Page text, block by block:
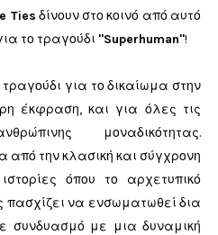
Ties δίνουν στο κοινό από αυτό
το τραγούδι "Superhuman"!
για το δικαίωμα στην
έκφραση, και για όλες τις
μοναδικότητας.
από την κλασική και σύγχρονη
όπου το αρχετυπικό
πασχίζει να ενσωματωθεί δια
συνδυασμό με μια δυναμική